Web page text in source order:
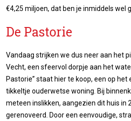
€4,25 miljoen, dat ben je inmiddels wel
De Pastorie
Vandaag strijken we dus neer aan het
Vecht, een sfeervol dorpje aan het
Pastorie” staat hier te koop, een op het
tikkeltje ouderwetse woning. Bij
meteen inslikken, aangezien dit huis in
gerenoveerd. Door een eenvoudige,